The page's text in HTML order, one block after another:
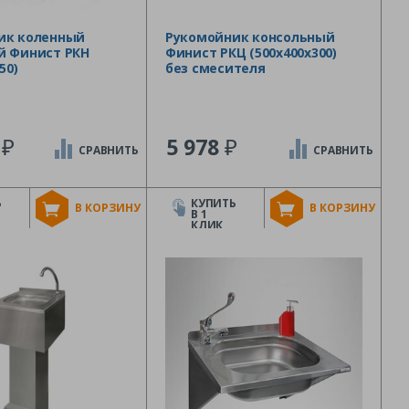
коленный
Финист РКН
₽
В КОРЗИНУ
СРАВНИТЬ
Рукомойник консольный
Финист РКЦ (500х400х300)
без смесителя
5 978₽
В КОРЗИНУ
СРАВНИТЬ
КУПИТЬ
В 1
КЛИК